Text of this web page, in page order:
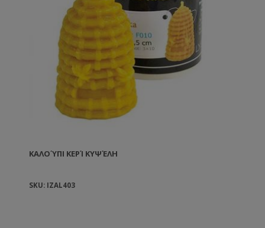
ΚΑΛΟΎΠΙ ΚΕΡΊ ΚΥΨΈΛΗ
SKU: IZAL403